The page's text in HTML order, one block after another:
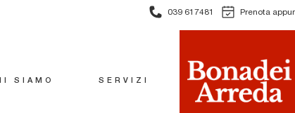
039 617481 Prenota
SIAMO SERVIZI